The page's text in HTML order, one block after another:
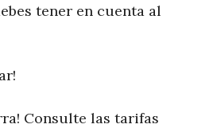
tener en cuenta al
Consulte las tarifas